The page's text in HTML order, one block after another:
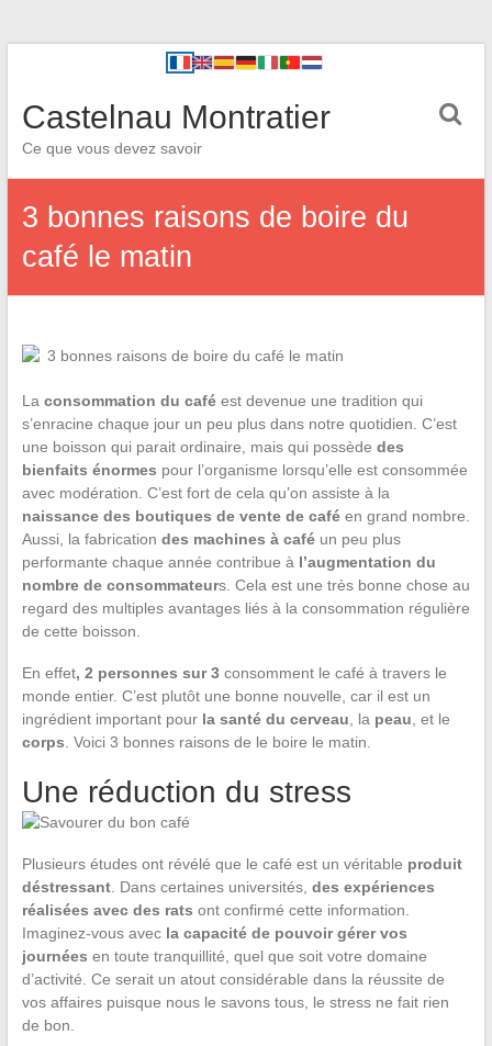
Castelnau Montratier
Ce que vous devez savoir
3 bonnes raisons de boire du
café le matin
La consommation du caféest devenue une tradition qui
s’enracine chaque jour un peu plus dans notre quotidien. C’est
une boisson qui parait ordinaire, mais qui possède des
bienfaits énormes pour l’organisme lorsqu’elle est consommée
avec modération. C’est fort de cela qu’on assiste à la
naissance des boutiques de vente de caféen grand nombre.
Aussi, la fabrication des machines à caféun peu plus
performante chaque année contribue à l’augmentation du
nombre de consommateurs. Cela est une très bonne chose au
regard des multiples avantages liés à la consommation régulière
de cette boisson.
En effet, 2 personnes sur 3consomment le café à travers le
monde entier. C’est plutôt une bonne nouvelle, car il est un
ingrédient important pour la santé du cerveau , la peau , et le
corps . Voici 3 bonnes raisons de le boire le matin.
Une réduction du stress
Plusieurs études ont révélé que le café est un véritable produit
déstressant. Dans certaines universités, des expériences
réalisées avec des rats ont confirmé cette information.
Imaginez-vous avec la capacité de pouvoir gérer vos
journées en toute tranquillité, quel que soit votre domaine
d’activité. Ce serait un atout considérable dans la réussite de
vos affaires puisque nous le savons tous, le stress ne fait rien
de bon.